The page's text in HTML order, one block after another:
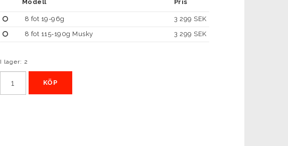
Modell Pris
8 fot 19-96g
3 299 SEK
8 fot 115-190g Musky
3 299 SEK
I lager: 2
KÖP